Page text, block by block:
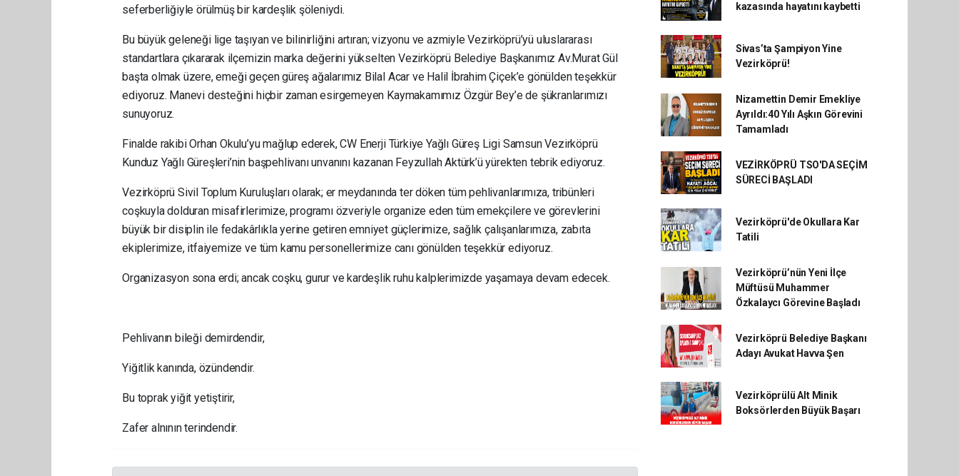
seferberliğiyle örülmüş bir kardeşlik şöleniydi.
Bu büyük geleneği lige taşıyan ve bilinirliğini artıran; vizyonu ve azmiyle Vezirköprü’yü uluslararası
standartlara çıkararak ilçemizin marka değerini yükselten Vezirköprü Belediye Başkanımız Av.Murat Gül
başta olmak üzere, emeği geçen güreş ağalarımız Bilal Acar ve Halil İbrahim Çiçek’e gönülden teşekkür
ediyoruz. Manevi desteğini hiçbir zaman esirgemeyen Kaymakamımız Özgür Bey’e de şükranlarımızı
sunuyoruz.
Finalde rakibi Orhan Okulu’yu mağlup ederek, CW Enerji Türkiye Yağlı Güreş Ligi Samsun Vezirköprü
Kunduz Yağlı Güreşleri’nin başpehlivanı unvanını kazanan Feyzullah Aktürk’ü yürekten tebrik ediyoruz.
Vezirköprü Sivil Toplum Kuruluşları olarak; er meydanında ter döken tüm pehlivanlarımıza, tribünleri
coşkuyla dolduran misafirlerimize, programı özveriyle organize eden tüm emekçilere ve görevlerini
büyük bir disiplin ile fedakârlıkla yerine getiren emniyet güçlerimize, sağlık çalışanlarımıza, zabıta
ekiplerimize, itfaiyemize ve tüm kamu personellerimize canı gönülden teşekkür ediyoruz.
Organizasyon sona erdi; ancak coşku, gurur ve kardeşlik ruhu kalplerimizde yaşamaya devam edecek.
Pehlivanın bileği demirdendir,
Yiğitlik kanında, özündendir.
Bu toprak yiğit yetiştirir,
Zafer alnının terindendir.
kazasında hayatını kaybetti
Sivas’ta Şampiyon Yine
Vezirköprü!
Nizamettin Demir Emekliye
Ayrıldı:40 Yılı Aşkın Görevini
Tamamladı
VEZİRKÖPRÜ TSO'DA SEÇİM
SÜRECİ BAŞLADI
Vezirköprü'de Okullara Kar
Tatili
Vezirköprü’nün Yeni İlçe
Müftüsü Muhammer
Özkalaycı Görevine Başladı
Vezirköprü Belediye Başkanı
Adayı Avukat Havva Şen
Vezirköprülü Alt Minik
Boksörlerden Büyük Başarı